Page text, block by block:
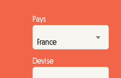
Pays
Devise